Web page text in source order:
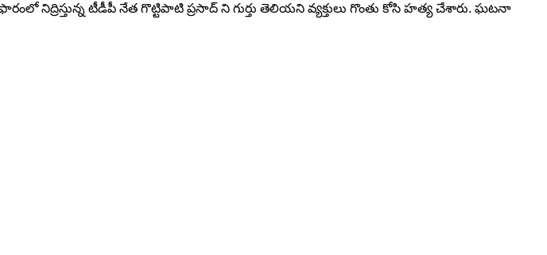
నిద్రిస్తున్న టీడీపీ నేత గొట్టిపాటి ప్రసాద్ ని గుర్తు తెలియని వ్యక్తులు గొంతు కోసి హత్య చేశారు. ఘటనా